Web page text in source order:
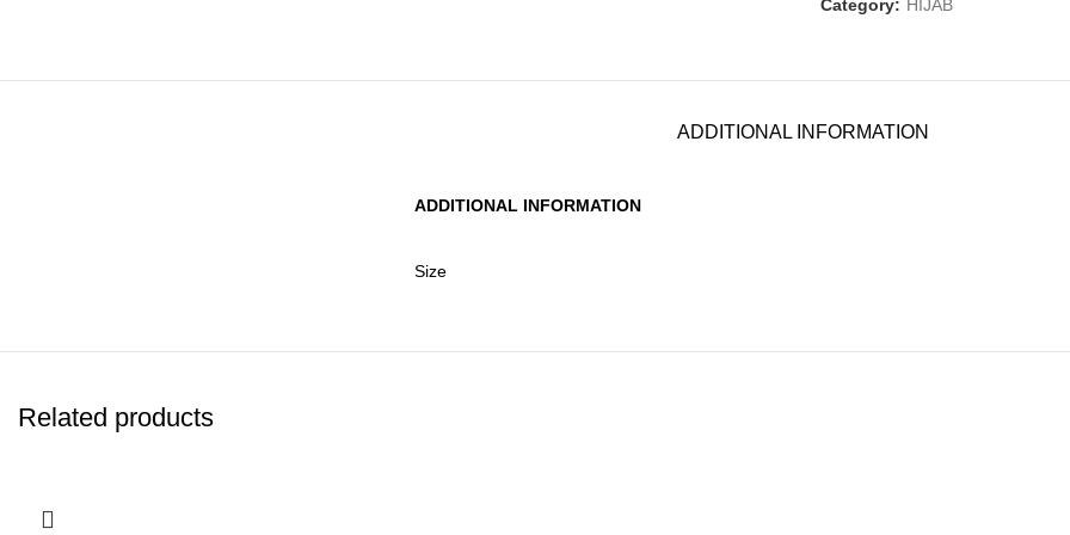
Category: HIJAB
ADDITIONAL INFORMATION
ADDITIONAL INFORMATION
Size
Related products